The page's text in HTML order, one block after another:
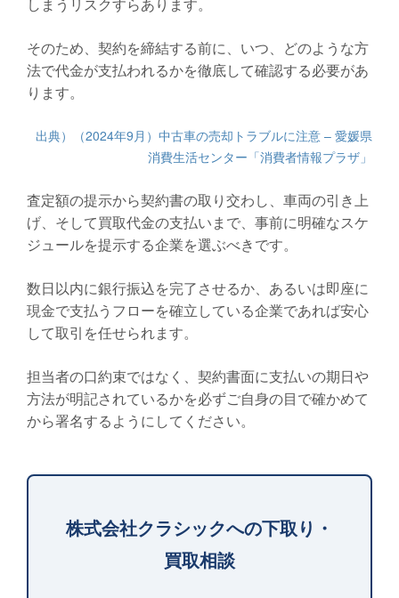
そのため、契約を締結する前に、いつ、どのような方
法で代金が支払われるかを徹底して確認する必要があ
ります。
出典）（2024年9月）中古車の売却トラブルに注意 – 愛媛県
消費生活センター「消費者情報プラザ」
査定額の提示から契約書の取り交わし、車両の引き上
げ、そして買取代金の支払いまで、事前に明確なスケ
ジュールを提示する企業を選ぶべきです。
数日以内に銀行振込を完了させるか、あるいは即座に
現金で支払うフローを確立している企業であれば安心
して取引を任せられます。
担当者の口約束ではなく、契約書面に支払いの期日や
方法が明記されているかを必ずご自身の目で確かめて
から署名するようにしてください。
株式会社クラシックへの下取り・
買取相談